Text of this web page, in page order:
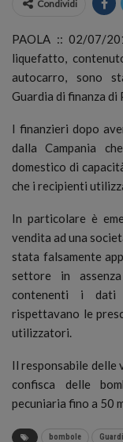
Condividi
PAOLA :: 02/07/
liquefatto,
autocarro, sono
Guardia di finanza di
I finanzieri dopo
dalla Campania
domestico di
che i recipienti
In particolare è
vendita ad una
stata falsamente
settore in
contenenti i dati
rispettavano le
utilizzatori.
Il responsabile delle
confisca delle
pecuniaria fino a 50
bombole